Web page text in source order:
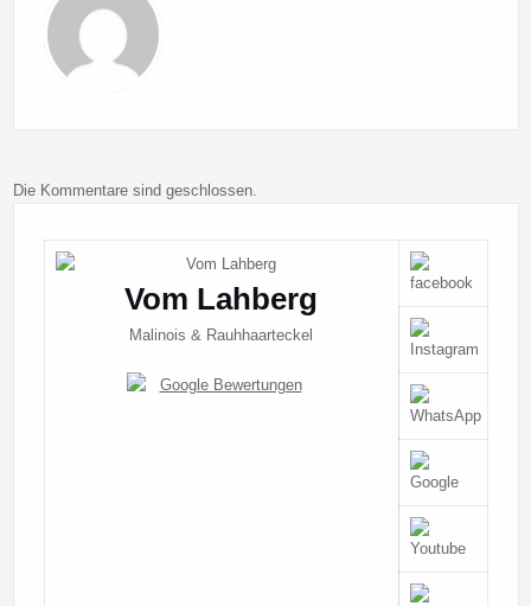
Die Kommentare sind geschlossen.
Vom Lahberg
Malinois & Rauhhaarteckel